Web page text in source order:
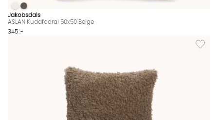
ASLAN Kuddfodral 50x50 Beige Finns även i dessa färger:
ASLAN Kuddfodral 50x50 Beige
ASLAN Kuddfodral 50x50 Beige
Jakobsdals
ASLAN Kuddfodral 50x50 Beige
345 :-
Lägg